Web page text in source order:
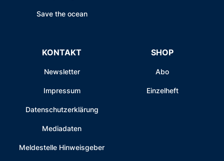
Save the ocean
KONTAKT
Newsletter
Impressum
Datenschutzerklärung
Mediadaten
Meldestelle Hinweisgeber
SHOP
Abo
Einzelheft